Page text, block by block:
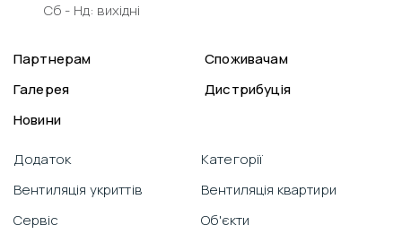
Сб - Нд: вихідні
Партнерам
Споживачам
Галерея
Дистрибуція
Новини
Додаток
Вентиляція укриттів
Сервіс
Категорії
Вентиляція квартири
Об'єкти